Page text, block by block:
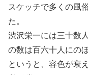
スケッチで多くの風
た。
渋沢栄一には三十数
の数は百六十人にの
というと、容色が衰